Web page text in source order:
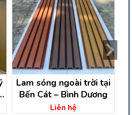
Lam sóng ngoài trời tại
Bến Cát – Bình Dương
Liên hệ